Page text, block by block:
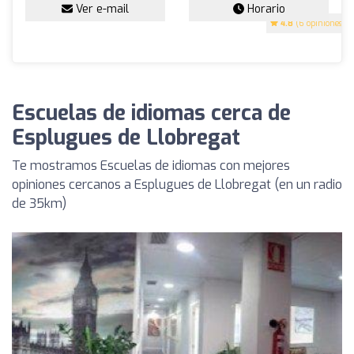
4.8 (6 opiniones)
Ver e-mail Horario
Escuelas de idiomas cerca de
Esplugues de Llobregat
Te mostramos Escuelas de idiomas con mejores
opiniones cercanos a Esplugues de Llobregat (en un radio
de 35km)